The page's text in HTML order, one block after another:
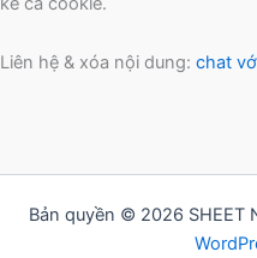
Liên hệ & xóa nội dung: chat
Bản quyền © 2026 SHEET